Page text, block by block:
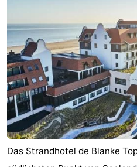
-
Parken
Reisebuchshop
Medizin
Adressen
Region
Zeeland
Das Strandhotel de Blanke